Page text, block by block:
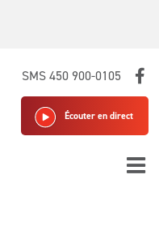
SMS 450 900-0105
Écouter en direct